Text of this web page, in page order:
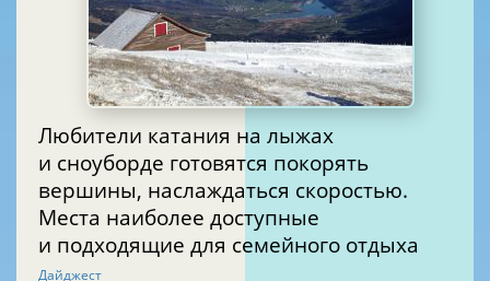
Любители катания на лыжах
и сноуборде готовятся покорять
вершины, наслаждаться скоростью.
Места наиболее доступные
и подходящие для семейного отдыха
Дайджест